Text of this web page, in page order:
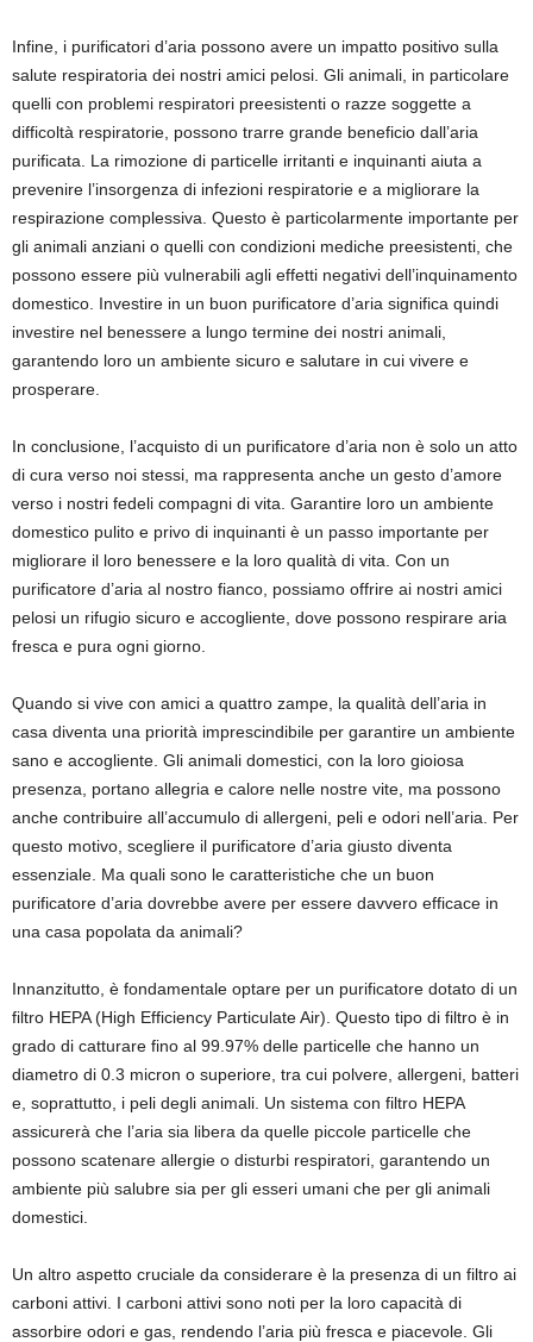
Infine, i purificatori d’aria possono avere un impatto positivo sulla
salute respiratoria dei nostri amici pelosi. Gli animali, in particolare
quelli con problemi respiratori preesistenti o razze soggette a
difficoltà respiratorie, possono trarre grande beneficio dall’aria
purificata. La rimozione di particelle irritanti e inquinanti aiuta a
prevenire l’insorgenza di infezioni respiratorie e a migliorare la
respirazione complessiva. Questo è particolarmente importante per
gli animali anziani o quelli con condizioni mediche preesistenti, che
possono essere più vulnerabili agli effetti negativi dell’inquinamento
domestico. Investire in un buon purificatore d’aria significa quindi
investire nel benessere a lungo termine dei nostri animali,
garantendo loro un ambiente sicuro e salutare in cui vivere e
prosperare.
In conclusione, l’acquisto di un purificatore d’aria non è solo un atto
di cura verso noi stessi, ma rappresenta anche un gesto d’amore
verso i nostri fedeli compagni di vita. Garantire loro un ambiente
domestico pulito e privo di inquinanti è un passo importante per
migliorare il loro benessere e la loro qualità di vita. Con un
purificatore d’aria al nostro fianco, possiamo offrire ai nostri amici
pelosi un rifugio sicuro e accogliente, dove possono respirare aria
fresca e pura ogni giorno.
Quando si vive con amici a quattro zampe, la qualità dell’aria in
casa diventa una priorità imprescindibile per garantire un ambiente
sano e accogliente. Gli animali domestici, con la loro gioiosa
presenza, portano allegria e calore nelle nostre vite, ma possono
anche contribuire all’accumulo di allergeni, peli e odori nell’aria. Per
questo motivo, scegliere il purificatore d’aria giusto diventa
essenziale. Ma quali sono le caratteristiche che un buon
purificatore d’aria dovrebbe avere per essere davvero efficace in
una casa popolata da animali?
Innanzitutto, è fondamentale optare per un purificatore dotato di un
filtro HEPA (High Efficiency Particulate Air). Questo tipo di filtro è in
grado di catturare fino al 99.97% delle particelle che hanno un
diametro di 0.3 micron o superiore, tra cui polvere, allergeni, batteri
e, soprattutto, i peli degli animali. Un sistema con filtro HEPA
assicurerà che l’aria sia libera da quelle piccole particelle che
possono scatenare allergie o disturbi respiratori, garantendo un
ambiente più salubre sia per gli esseri umani che per gli animali
domestici.
Un altro aspetto cruciale da considerare è la presenza di un filtro ai
carboni attivi. I carboni attivi sono noti per la loro capacità di
assorbire odori e gas, rendendo l’aria più fresca e piacevole. Gli